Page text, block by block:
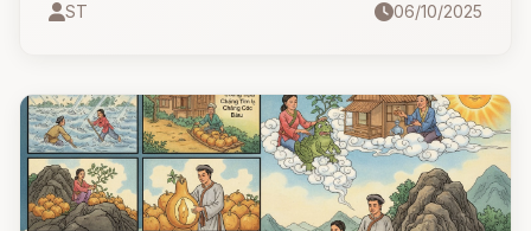
được ông Na cứu sống. Khi định làm lễ cưới,
trầu và tảng đá vôi - tạo nên một phong tục
đẹp mang đậm hồn Việt: ăn trầu cau.
ST 06/10/2025